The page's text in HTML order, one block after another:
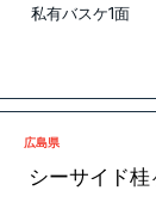
私有バスケ1面
広島県
シーサイド桂